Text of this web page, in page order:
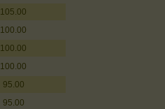
105.00
100.00
100.00
100.00
95.00
95.00